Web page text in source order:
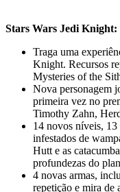
Stars Wars Jedi Knight:
Traga uma
Knight. Recursos
Mysteries of the
Nova personagem
primeira vez no
Timothy Zahn,
14 novos níveis,
infestados de
Hutt e as
profundezas do
4 novas armas,
repetição e mira de